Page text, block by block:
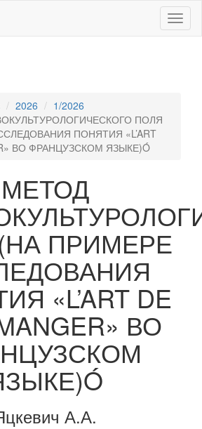
2026
1/2026
ПОЛЯ
ПОНЯТИЯ «L’ART
ВО ФРАНЦУЗСКОМ ЯЗЫКЕ)Ó
МЕТОД
ПРИМЕРЕ
«L’ART DE
ВО
А.А.